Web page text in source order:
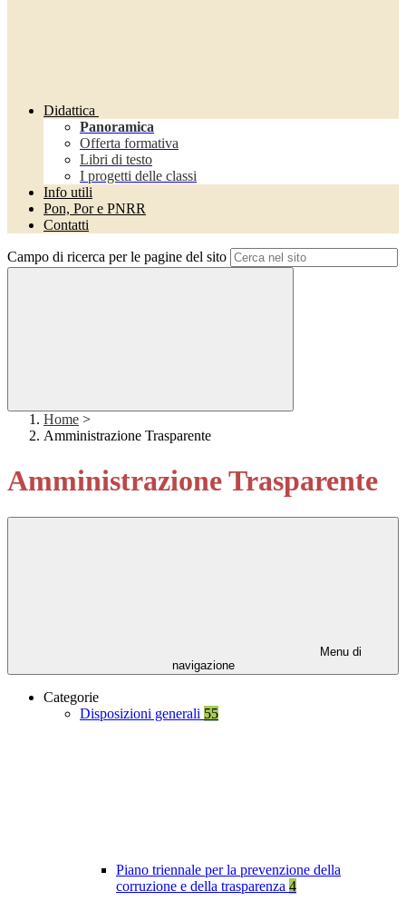
Didattica
Panoramica
Offerta formativa
Libri di testo
I progetti delle classi
Info utili
Pon, Por e PNRR
Contatti
Campo di ricerca per le pagine del sito
Home >
Amministrazione Trasparente
Amministrazione Trasparente
Menu di
navigazione
Categorie
Disposizioni generali 55
Piano triennale per la prevenzione della
corruzione e della trasparenza 4